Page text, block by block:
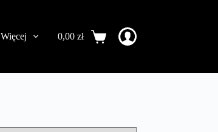
Więcej Koszyk
0,00zł